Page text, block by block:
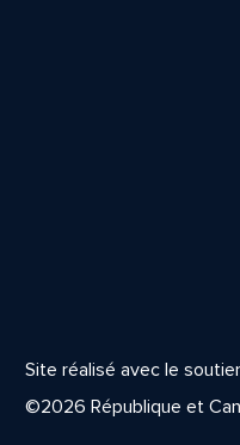
Site réalisé avec le
©2026 République et